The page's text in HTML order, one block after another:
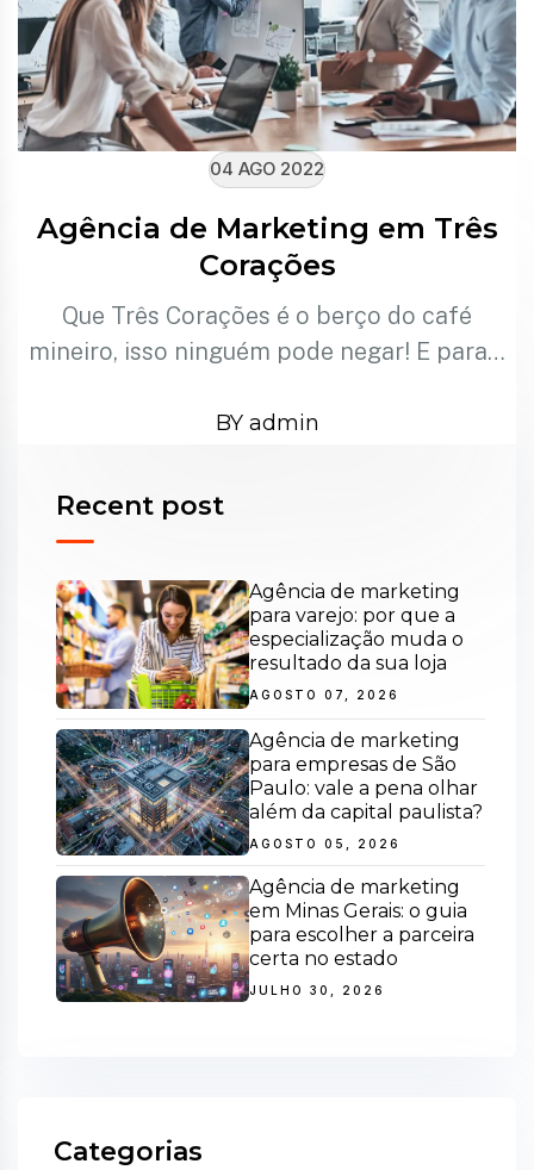
04 AGO 2022
Agência de Marketing em Três
Corações
Que Três Corações é o berço do café
mineiro, isso ninguém pode negar! E para…
BY admin
Recent post
Agência de marketing
para varejo: por que a
especialização muda o
resultado da sua loja
AGOSTO 07, 2026
Agência de marketing
para empresas de São
Paulo: vale a pena olhar
além da capital paulista?
AGOSTO 05, 2026
Agência de marketing
em Minas Gerais: o guia
para escolher a parceira
certa no estado
JULHO 30, 2026
Categorias